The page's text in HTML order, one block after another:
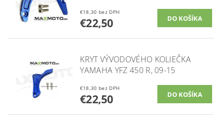
€18,30 bez DPH
€22,50
KRYT VÝVODOVÉHO KOLIEČKA
YAMAHA YFZ 450 R, 09-15
€18,30 bez DPH
€22,50